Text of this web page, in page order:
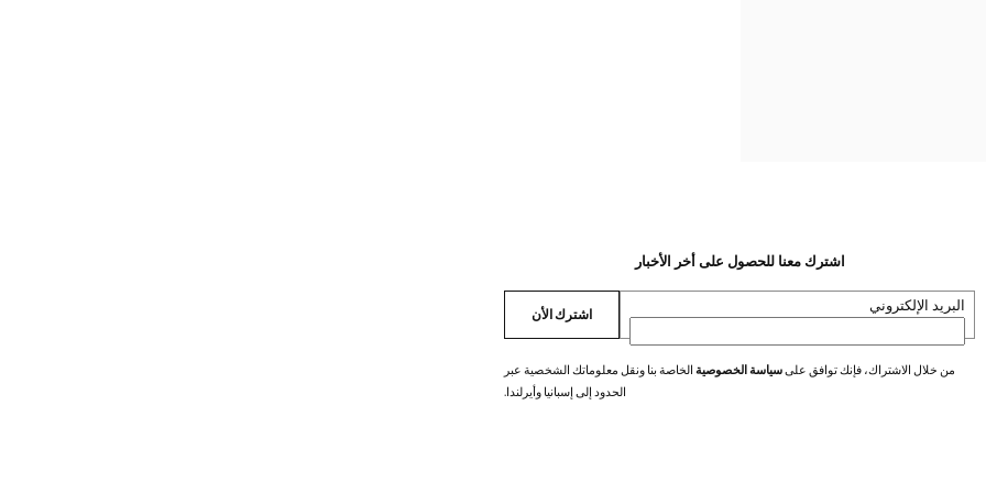
بكمين قصيرين
بكمين قصيرين
بكمين قصيرين
بكمين قصيرين
بكمين قصيرين
بكمين قصيرين
اشترك معنا للحصول على أخر الأخبار
البريد الإلكتروني اشترك الأن
من خلال الاشتراك، فإنك توافق علىسياسة الخصوصية الخاصة بنا ونقل معلوماتك الشخصية عبر
الحدود إلى إسبانيا وأيرلندا.